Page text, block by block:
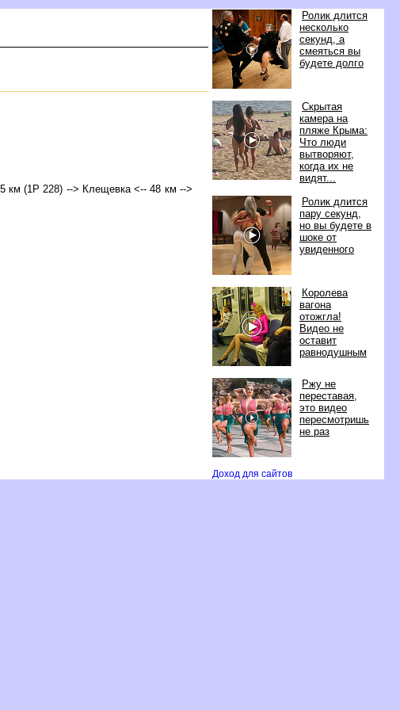
Ролик длится
несколько
секунд, а
смеяться вы
удете долго
Скрытая
камера на
пляже Крыма:
Что люди
ытворяют,
когда их не
идят...
Ролик длится
пару секунд,
но вы будете
шоке от
увиденного
Королева
агона
отожгла!
идео не
оставит
равнодушным
Ржу не
переставая,
это видео
пересмотришь
не раз
Доход для сайто
км (1Р 228) --> Клещевка <-- 48 км -->